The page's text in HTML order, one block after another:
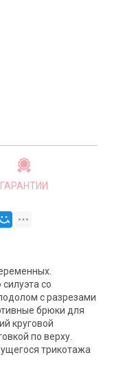
ГАРАНТИИ
со
с разрезами
брюки для
круговой
по верху.
трикотажа